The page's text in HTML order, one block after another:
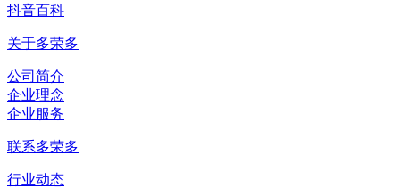
抖音百科
关于多荣多
公司简介
企业理念
企业服务
联系多荣多
行业动态